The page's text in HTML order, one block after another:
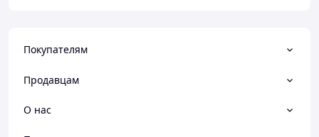
Покупателям
Продавцам
О нас